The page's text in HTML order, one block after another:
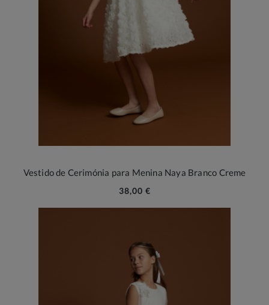
Vestido de Cerimónia para Menina Naya Branco Creme
38,00 €